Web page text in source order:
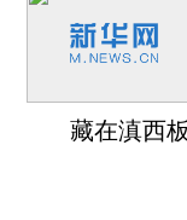
藏在滇西